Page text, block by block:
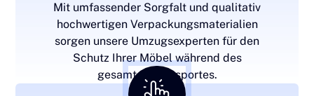
Mit umfassender Sorgfalt und qualitativ
hochwertigen Verpackungsmaterialien
sorgen unsere Umzugsexperten für den
Schutz Ihrer Möbel während des
gesamten Transportes.